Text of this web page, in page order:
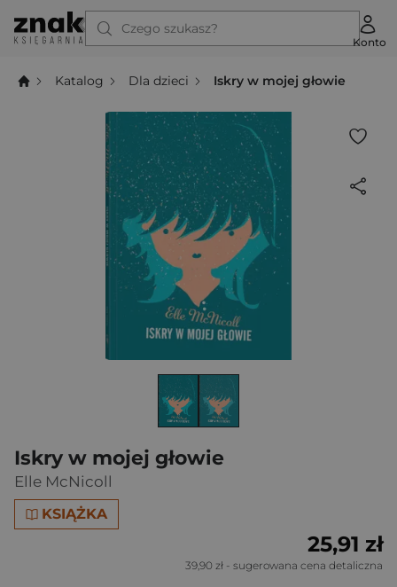
Czego szukasz?
Konto
Katalog Dla dzieci Iskry w mojej głowie
Iskry w mojej głowie
Elle McNicoll
KSIĄŻKA
25,91 zł
39,90 zł - sugerowana cena detaliczna